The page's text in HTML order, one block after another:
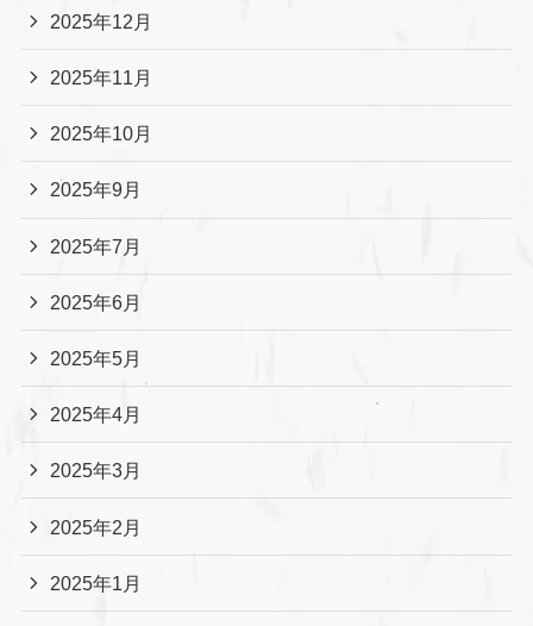
2025年12月
2025年11月
2025年10月
2025年9月
2025年7月
2025年6月
2025年5月
2025年4月
2025年3月
2025年2月
2025年1月